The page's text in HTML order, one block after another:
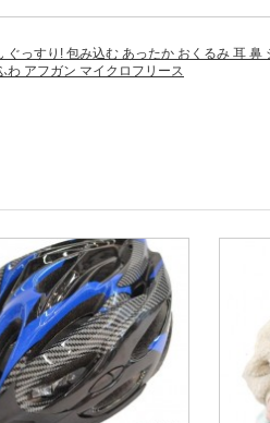
ぐっすり! 包み込む あったか おくるみ 耳 鼻
わ アフガン マイクロフリース